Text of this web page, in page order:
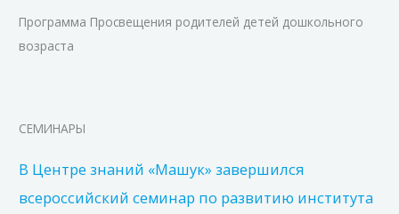
Программа Просвещения родителей детей дошкольного
возраста
СЕМИНАРЫ
В Центре знаний «Машук» завершился
всероссийский семинар по развитию института